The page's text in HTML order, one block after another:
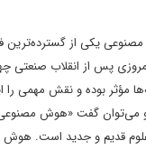
یکی از گسترده‌ترین
پس از انقلاب صنعتی
مؤثر بوده و نقش مهمی را
گفت «هوش
علوم قدیم و جدید است.